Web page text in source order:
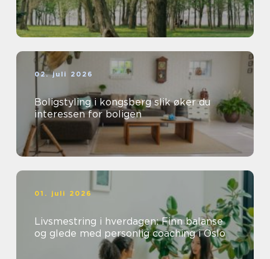
02. juli 2026
Boligstyling i kongsberg slik øker du
interessen for boligen
01. juli 2026
Livsmestring i hverdagen: Finn balanse
og glede med personlig coaching i Oslo